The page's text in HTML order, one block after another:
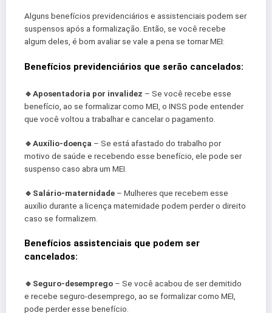
Alguns benefícios previdenciários e assistenciais podem ser
suspensos após a formalização. Então, se você recebe
algum deles, é bom avaliar se vale a pena se tornar MEI:
Benefícios previdenciários que serão cancelados:
🔹️Aposentadoria por invalidez – Se você recebe esse
benefício, ao se formalizar como MEI, o INSS pode entender
que você voltou a trabalhar e cancelar o pagamento.
🔹️Auxílio-doença – Se está afastado do trabalho por
motivo de saúde e recebendo esse benefício, ele pode ser
suspenso caso abra um MEI.
🔹️Salário-maternidade – Mulheres que recebem esse
auxílio durante a licença maternidade podem perder o direito
caso se formalizem.
Benefícios assistenciais que podem ser
cancelados:
🔹️Seguro-desemprego – Se você acabou de ser demitido
e recebe seguro-desemprego, ao se formalizar como MEI,
pode perder esse benefício.